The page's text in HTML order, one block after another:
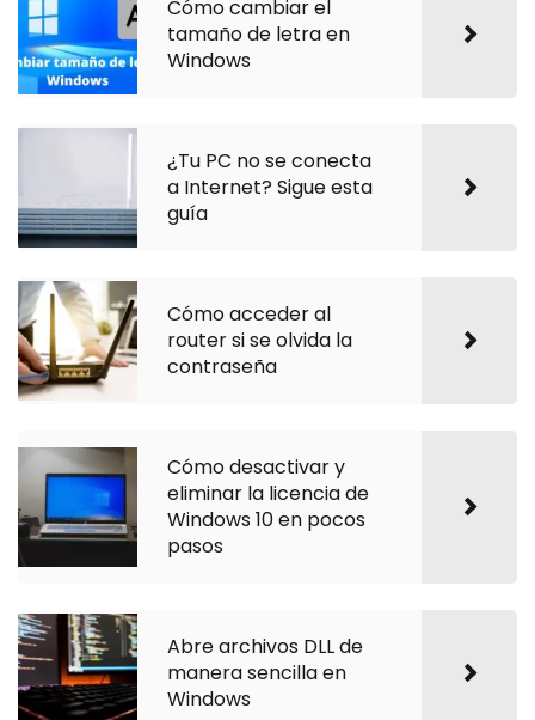
Cómo cambiar el
tamaño de letra en
Windows
¿Tu PC no se conecta
a Internet? Sigue esta
guía
Cómo acceder al
router si se olvida la
contraseña
Cómo desactivar y
eliminar la licencia de
Windows 10 en pocos
pasos
Abre archivos DLL de
manera sencilla en
Windows